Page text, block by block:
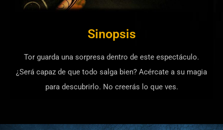
Sinopsis
Tor guarda una sorpresa dentro de este espectáculo.
¿Será capaz de que todo salga bien? Acércate a su magia
para descubrirlo. No creerás lo que ves.